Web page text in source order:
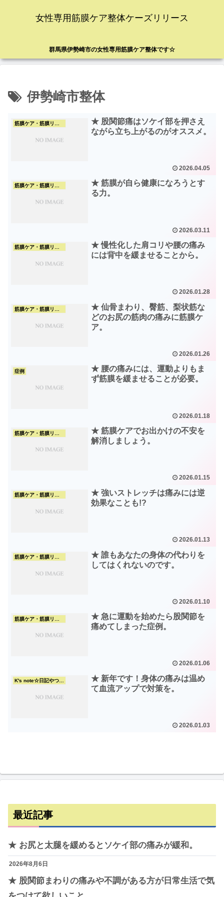
女性専用筋膜ケア整体ケーズリリース
群馬県伊勢崎市の女性専用筋膜ケア整体です☆
伊勢崎市整体
★ 股関節痛はソケイ部を押さえ
ながら立ち上がるのがオススメ。
2026.04.05
★ 筋膜が自ら健康になろうとす
る力。
2026.03.11
筋膜ケア・筋膜リリース
★ 慢性化した肩コリや腰の痛み
には背中を緩ませることから。
2026.01.28
★ 仙骨まわり、臀筋、梨状筋な
どのお尻の筋肉の痛みに筋膜ケ
ア。
2026.01.26
症例
★ 腰の痛みには、運動よりもま
ず筋膜を緩ませることが必要。
2026.01.18
★ 筋膜ケアでお出かけの不安を
解消しましょう。
2026.01.15
筋膜ケア・筋膜リリース
★ 強いストレッチは痛みには逆
効果なことも!?
2026.01.13
★ 誰もあなたの身体の代わりを
してはくれないのです。
2026.01.10
★ 急に運動を始めたら股関節を
痛めてしまった症例。
2026.01.06
K's note☆日記やつぶやき
★ 新年です！身体の痛みは温め
て血流アップで対策を。
2026.01.03
最近記事
★ お尻と太腿を緩めるとソケイ部の痛みが緩和。
2026年8月6日
★ 股関節まわりの痛みや不調がある方が日常生活で気